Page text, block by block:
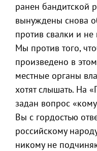
ранен бандитской
вынуждены снова
против свалки и
Мы против того,
произведено в
местные органы
хотят слышать. На
задан вопрос
Вы с гордостью
российскому
никому не